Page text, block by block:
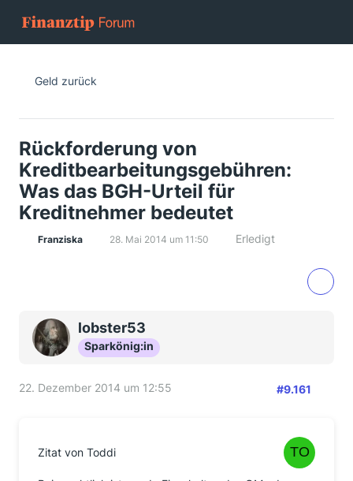
Geld zurück
Rückforderung von
Kreditbearbeitungsgebühren:
Was das BGH-Urteil für
Kreditnehmer bedeutet
Franziska 28. Mai 2014 um 11:50 Erledigt
lobster53
Sparkönig:in
22. Dezember 2014 um 12:55 #9.161
Zitat von Toddi